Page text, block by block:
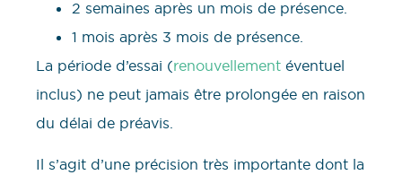
2 semaines après un mois de présence.
1 mois après 3 mois de présence.
La période d’essai (renouvellement éventuel
inclus) ne peut jamais être prolongée en raison
du délai de préavis.
Il s’agit d’une précision très importante dont la